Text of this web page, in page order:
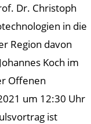
Dr. Christoph
in die
Region davon
Koch im
Offenen
um 12:30 Uhr
ist